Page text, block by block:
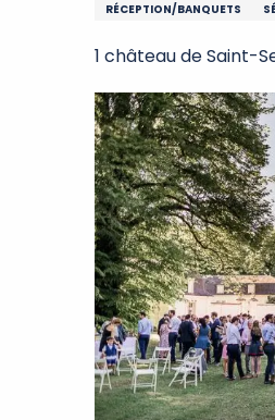
RÉCEPTION/BANQUETS
1 château de Saint-